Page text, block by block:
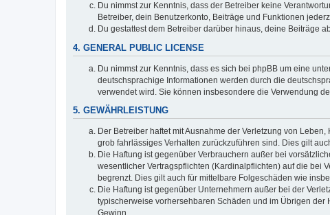
Du nimmst zur Kenntnis, dass der Betreiber keine
Betreiber, dein Benutzerkonto, Beiträge und Funktionen
Du gestattest dem Betreiber darüber hinaus, deine Beiträge
4. GENERAL PUBLIC LICENSE
Du nimmst zur Kenntnis, dass es sich bei phpBB um eine unter
deutschsprachige Informationen werden durch die
verwendet wird. Sie können insbesondere die Verwendung
5. GEWÄHRLEISTUNG
Der Betreiber haftet mit Ausnahme der Verletzung von
grob fahrlässiges Verhalten zurückzuführen sind. Dies gilt
Die Haftung ist gegenüber Verbrauchern außer bei
wesentlicher Vertragspflichten (Kardinalpflichten) auf die bei
begrenzt. Dies gilt auch für mittelbare Folgeschäden wie
Die Haftung ist gegenüber Unternehmern außer bei der
typischerweise vorhersehbaren Schäden und im Übrigen
Gewinn.